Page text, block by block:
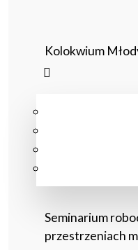
Kolokwium
Seminarium
przestrzeniach